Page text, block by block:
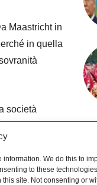
We do this to
to these
site. Not consenting or
Maastricht in
in quella
società
da
In questo
del